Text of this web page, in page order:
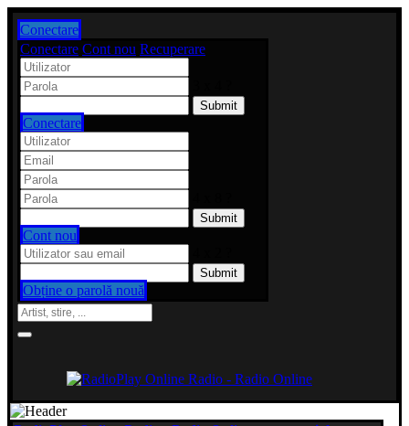
Conectare
Conectare Cont nou Recuperare
Conectare
Cont nou
Obține o parolă nouă